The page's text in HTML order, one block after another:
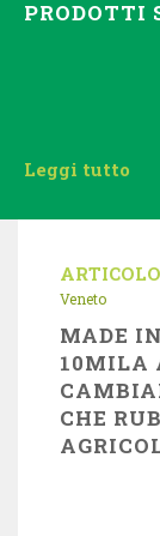
PRODOTTI
Leggi tutto
ARTICOLO
Veneto
MADE
10MILA
CHE